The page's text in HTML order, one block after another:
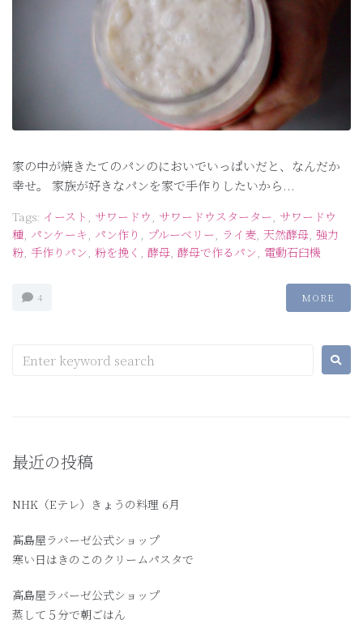
家の中が焼きたてのパンのにおいでいっぱいだと、なんだか
幸せ。 家族が好きなパンを家で手作りしたいから...
Tags: イースト サワードウ サワードウスターター サワードウ
種 パンケーキ パン作り プルーベリー ライ麦 天然酵母 強力
粉 手作りパン 粉を挽く 酵母 酵母で作るパン 電動石臼機
4 MORE
最近の投稿
NHK（Eテレ）きょうの料理 6月
髙島屋ラバーゼ公式ショップ
寒い日はきのこのクリームパスタで
高島屋ラバーゼ公式ショップ
蒸して５分で朝ごはん